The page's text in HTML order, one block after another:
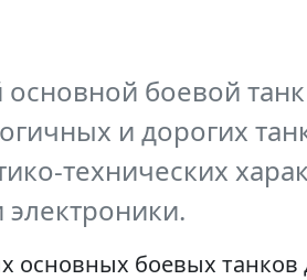
боевой
и дорогих
технических
основных боевых